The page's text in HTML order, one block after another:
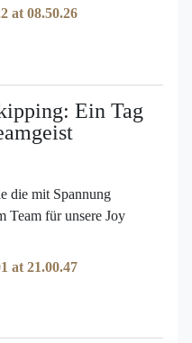
Ein Tag
die mit Spannung
Team für unsere Joy